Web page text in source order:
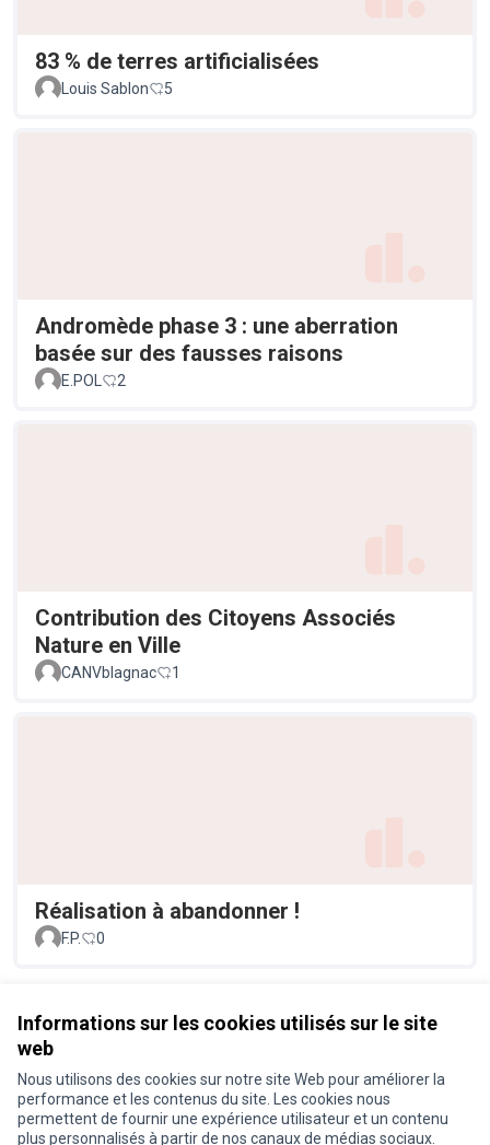
Informations sur les cookies utilisés sur le site
web
Nous utilisons des cookies sur notre site Web pour améliorer la
performance et les contenus du site. Les cookies nous
permettent de fournir une expérience utilisateur et un contenu
plus personnalisés à partir de nos canaux de médias sociaux.
83 % de terres artificialisées
Louis Sablon 5
Andromède phase 3 : une aberration
basée sur des fausses raisons
E.POL 2
Contribution des Citoyens Associés
Nature en Ville
CANVblagnac 1
Réalisation à abandonner !
F.P. 0
Conditions d'utilisation
Paramètres des cookies
Je participe ! sur X
Je participe ! sur Facebook
Je participe ! sur Instagram